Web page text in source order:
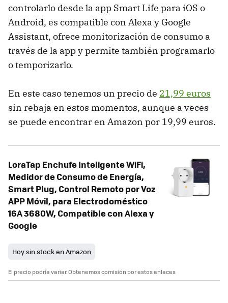
controlarlo desde la app Smart Life para iOS o
Android, es compatible con Alexa y Google
Assistant, ofrece monitorización de consumo a
través de la app y permite también programarlo
o temporizarlo.
En este caso tenemos un precio de 21,99 euros
sin rebaja en estos momentos, aunque a veces
se puede encontrar en Amazon por 19,99 euros.
LoraTap Enchufe Inteligente WiFi,
Medidor de Consumo de Energía,
Smart Plug, Control Remoto por Voz
APP Móvil, para Electrodoméstico
16A 3680W, Compatible con Alexa y
Google
Hoy sin stock en Amazon
El precio podría variar. Obtenemos comisión por estos enlaces